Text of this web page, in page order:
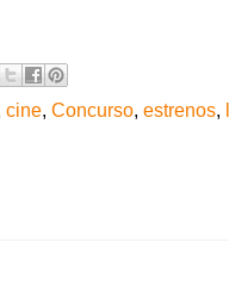
cine, Concurso, estrenos,